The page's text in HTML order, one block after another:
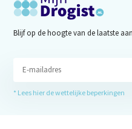
Blijf op de hoogte van de laatste
* Lees hier de wettelijke beperkingen